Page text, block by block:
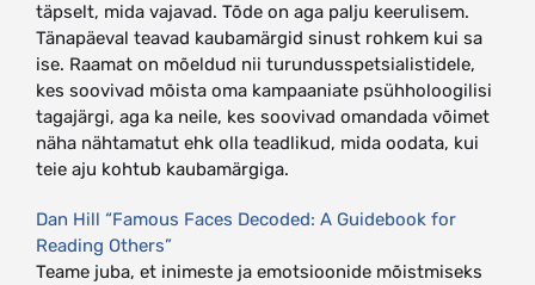
täpselt, mida vajavad. Tõde on aga palju keerulisem.
Tänapäeval teavad kaubamärgid sinust rohkem kui sa
ise. Raamat on mõeldud nii turundusspetsialistidele,
kes soovivad mõista oma kampaaniate psühholoogilisi
tagajärgi, aga ka neile, kes soovivad omandada võimet
näha nähtamatut ehk olla teadlikud, mida oodata, kui
teie aju kohtub kaubamärgiga.
Dan Hill “Famous Faces Decoded: A Guidebook for
Reading Others”
Teame juba, et inimeste ja emotsioonide mõistmiseks